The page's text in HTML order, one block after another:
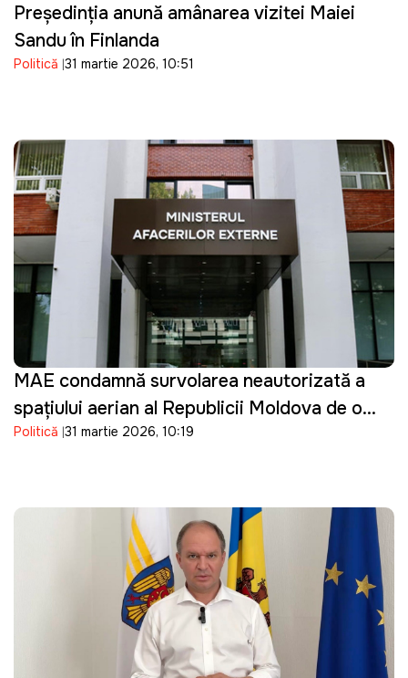
Președinția anunță amânarea vizitei Maiei
Sandu în Finlanda
Politică 31 martie 2026, 10:51
MAE condamnă survolarea neautorizată a
spațiului aerian al Republicii Moldova de o
dronă de tip Shahed: "O încălcare gravă"
Politică 31 martie 2026, 10:19